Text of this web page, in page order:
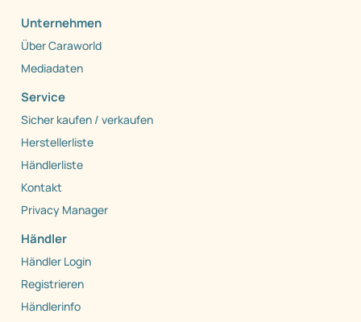
Unternehmen
Über Caraworld
Mediadaten
Service
Sicher kaufen / verkaufen
Herstellerliste
Händlerliste
Kontakt
Privacy Manager
Händler
Händler Login
Registrieren
Händlerinfo